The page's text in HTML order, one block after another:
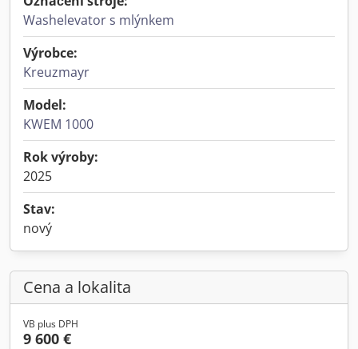
Washelevator s mlýnkem
Výrobce:
Kreuzmayr
Model:
KWEM 1000
Rok výroby:
2025
Stav:
nový
Cena a lokalita
VB plus DPH
9 600 €